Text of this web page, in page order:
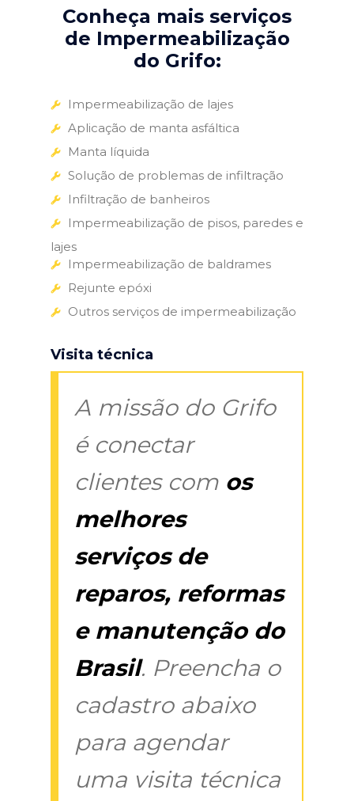
Conheça mais serviços
de Impermeabilização
do Grifo:
Impermeabilização de lajes
Aplicação de manta asfáltica
Manta líquida
Solução de problemas de infiltração
Infiltração de banheiros
Impermeabilização de pisos, paredes e
lajes
Impermeabilização de baldrames
Rejunte epóxi
Outros serviços de impermeabilização
Visita técnica
A missão do Grifo
é conectar
clientes com os
melhores
serviços de
reparos, reformas
e manutenção do
Brasil. Preencha o
cadastro abaixo
para agendar
uma visita técnica